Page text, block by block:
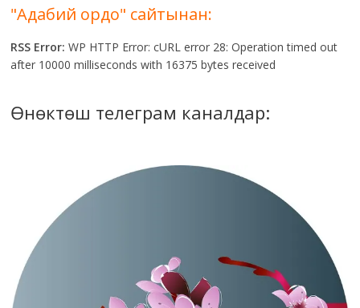
"Адабий ордо" сайтынан:
RSS Error: WP HTTP Error: cURL error 28: Operation timed out
after 10000 milliseconds with 16375 bytes received
Өнөктөш телеграм каналдар: